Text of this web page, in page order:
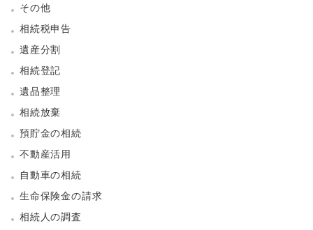
その他
相続税申告
遺産分割
相続登記
遺品整理
相続放棄
預貯金の相続
不動産活用
自動車の相続
生命保険金の請求
相続人の調査